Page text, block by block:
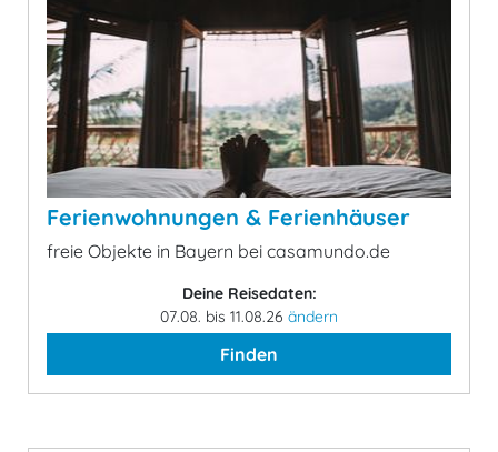
Ferienwohnungen & Ferienhäuser
freie Objekte in Bayern bei casamundo.de
Deine Reisedaten:
07.08. bis 11.08.26 ändern
Finden